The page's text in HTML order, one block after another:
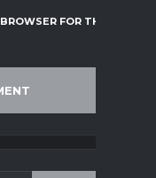
FOR THE